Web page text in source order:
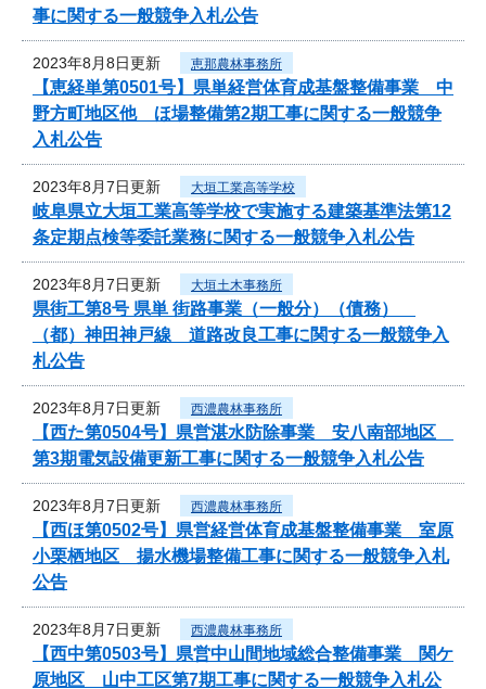
事に関する一般競争入札公告
2023年8月8日更新 恵那農林事務所
【恵経単第0501号】県単経営体育成基盤整備事業 中
野方町地区他 ほ場整備第2期工事に関する一般競争
入札公告
2023年8月7日更新 大垣工業高等学校
岐阜県立大垣工業高等学校で実施する建築基準法第12
条定期点検等委託業務に関する一般競争入札公告
2023年8月7日更新 大垣土木事務所
県街工第8号 県単 街路事業（一般分）（債務）
（都）神田神戸線 道路改良工事に関する一般競争入
札公告
2023年8月7日更新 西濃農林事務所
【西た第0504号】県営湛水防除事業 安八南部地区
第3期電気設備更新工事に関する一般競争入札公告
2023年8月7日更新 西濃農林事務所
【西ほ第0502号】県営経営体育成基盤整備事業 室原
小栗栖地区 揚水機場整備工事に関する一般競争入札
公告
2023年8月7日更新 西濃農林事務所
【西中第0503号】県営中山間地域総合整備事業 関ケ
原地区 山中工区第7期工事に関する一般競争入札公